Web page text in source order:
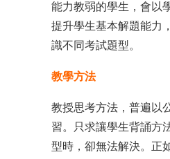
能力教弱的學生，會以
提升學生基本解題能力
識不同考試題型。
教學方法
教授思考方法，普遍以
習。只求讓學生背誦方
型時，卻無法解決。正